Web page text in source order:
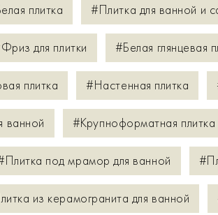
плитка #Плитка для ванной и
для плитки #Белая глянцевая
плитка #Настенная плитка
ванной #Крупноформатная
под мрамор для ванной
из керамогранита для ванной